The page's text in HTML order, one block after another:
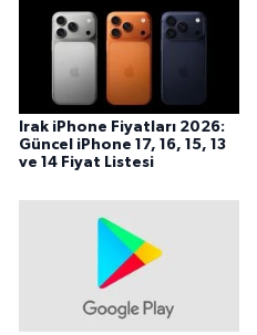
Irak iPhone Fiyatları 2026:
Güncel iPhone 17, 16, 15, 13
ve 14 Fiyat Listesi